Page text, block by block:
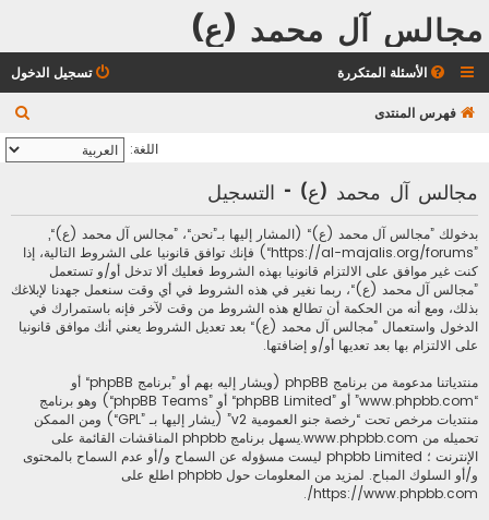
مجالس آل محمد (ع)
الأسئلة المتكررة تسجيل الدخول
فهرس المنتدى
ح
ث
اللغة:
مجالس آل محمد (ع) - التسجيل
بدخولك ”مجالس آل محمد (ع)“ (المشار إليها بـ”نحن“، ”مجالس آل محمد (ع)“,
”https://al-majalis.org/forums“) فإنك توافق قانونيا على الشروط التالية، إذا
كنت غير موافق على الالتزام قانونيا بهذه الشروط فعليك ألا تدخل أو/و تستعمل
”مجالس آل محمد (ع)“، ربما نغير في هذه الشروط في أي وقت سنعمل جهدنا لإبلاغك
بذلك، ومع أنه من الحكمة أن تطالع هذه الشروط من وقت لآخر فإنه باستمرارك في
الدخول واستعمال ”مجالس آل محمد (ع)“ بعد تعديل الشروط يعني أنك موافق قانونيا
على الالتزام بها بعد تعديها أو/و إضافتها.
منتدياتنا مدعومة من برنامج phpBB (ويشار إليه بهم أو ”برنامج phpBB“ أو
“www.phpbb.com” أو ”phpBB Limited“ أو ”phpBB Teams“) وهو برنامج
منتديات مرخص تحت “رخصة جنو العمومية v2
” (يشار إليها بـ ”GPL“) ومن الممكن
تحميله من www.phpbb.com
.يسهل برنامج phpbb المناقشات القائمة على
الإنترنت ؛ phpbb Limited ليست مسؤوله عن السماح و/أو عدم السماح بالمحتوى
و/أو السلوك المباح. لمزيد من المعلومات حول phpbb اطلع على
https://www.phpbb.com/
.